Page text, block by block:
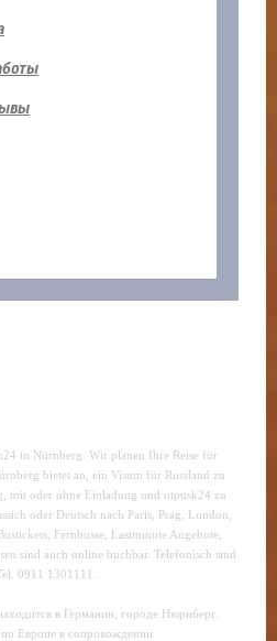
in Nürnberg. Wir planen Ihre Reise für
bietet an, ein Visum für Russland zu
mit oder ohne Einladung und otpusk24 zu
oder Deutsch nach Paris, Prag, London,
Fernbusse, Lastminute Angebote,
sind auch online buchbar. Telefonisch sind
0911 1301111.
в Германии, городе Нюрнберг.
Европе в сопровождении